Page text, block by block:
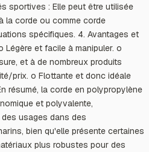
sportives : Elle peut être utilisée
la corde ou comme corde
spécifiques. 4. Avantages et
Légère et facile à manipuler. o
et à de nombreux produits
prix. o Flottante et donc idéale
résumé, la corde en polypropylène
et polyvalente,
usages dans des
bien qu'elle présente certaines
plus robustes pour des